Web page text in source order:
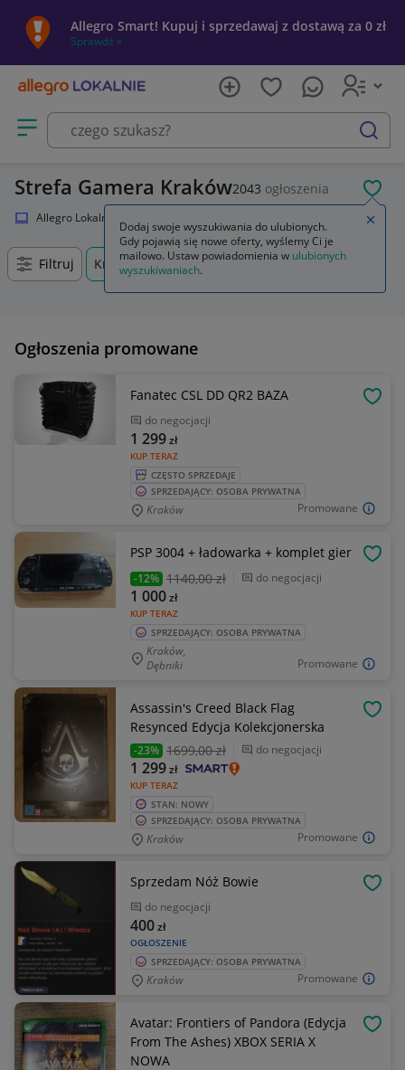
Allegro Smart! Kupuj i sprzedawaj z dostawą za 0 zł
Sprawdź »
Otwórz menu z kategoriami
szukaj
Strefa Gamera Kraków2043 ogłoszenia
Allegro Lokalnie
Filtruj Kraków, Małopolskie, +0 km
Ogłoszenia promowane
Promowane
Fanatec CSL DD QR2 BAZA
do negocjacji
KUP TERAZ
1 299zł
CZĘSTO SPRZEDAJE
SPRZEDAJĄCY: OSOBA PRYWATNA
Kraków
Promowane
PSP 3004 + ładowarka + komplet gier
-12% 1140,00 zł do negocjacji
KUP TERAZ
1 000zł
SPRZEDAJĄCY: OSOBA PRYWATNA
Kraków,
Dębniki
Promowane
Assassin's Creed Black Flag
Resynced Edycja Kolekcjonerska
-23% 1699,00 zł do negocjacji
KUP TERAZ
1 299zł
STAN: NOWY
SPRZEDAJĄCY: OSOBA PRYWATNA
Kraków
Promowane
Sprzedam Nóż Bowie
do negocjacji
OGŁOSZENIE
400zł
SPRZEDAJĄCY: OSOBA PRYWATNA
Kraków
Avatar: Frontiers of Pandora (Edycja
From The Ashes) XBOX SERIA X
NOWA
Dodaj swoje wyszukiwania do ulubionych.
Gdy pojawią się nowe oferty, wyślemy Ci je
mailowo. Ustaw powiadomienia w ulubionych
wyszukiwaniach.